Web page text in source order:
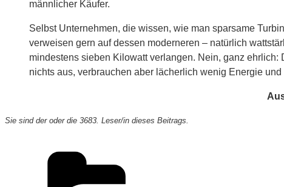
männlicher Käufer.
Selbst Unternehmen, die wissen, wie man sparsame
verweisen gern auf dessen moderneren – natürlich
mindestens sieben Kilowatt verlangen. Nein, ganz
nichts aus, verbrauchen aber lächerlich wenig Energie
Sie sind der oder die 3683. Leser/in dieses Beitrags.